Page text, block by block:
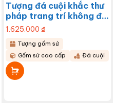
Tượng đá cuội khắc thư
pháp trang trí không đê
BT-TG01
1.625.000 ₫
Tượng gốm sứ
Gốm sứ cao cấp
Đá cuội